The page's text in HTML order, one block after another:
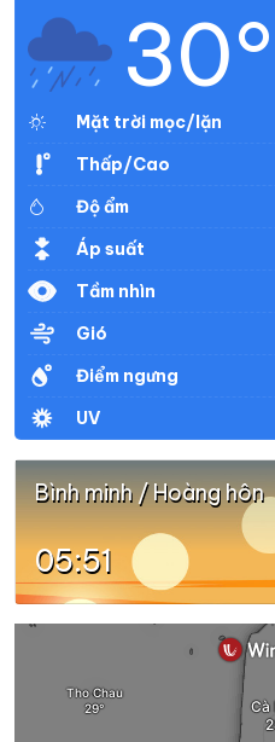
30°
Mặt trời mọc/lặn
Thấp/Cao
Độ ẩm
Áp suất
Tầm nhìn
Gió
Điểm ngưng
UV
Bình minh / Hoàng hôn
05:51